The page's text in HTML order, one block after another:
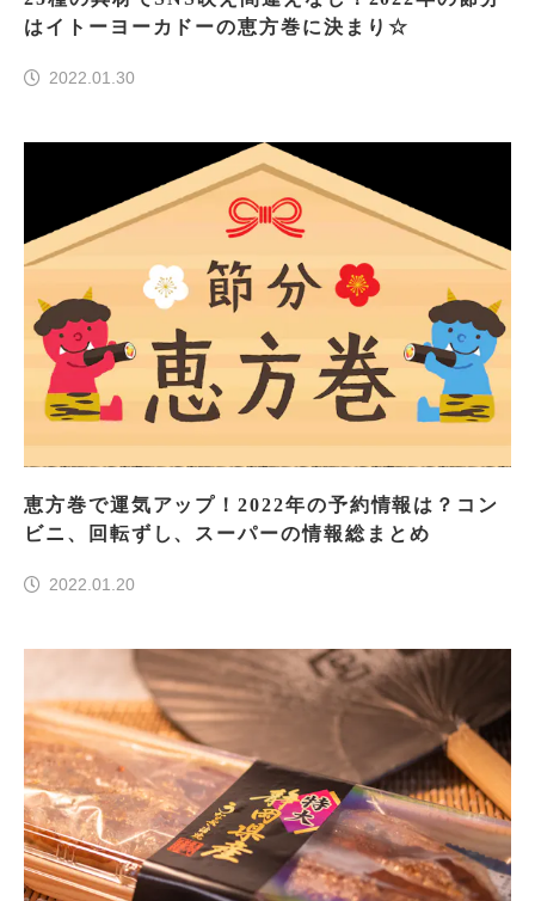
はイトーヨーカドーの恵方巻に決まり☆
2022.01.30
恵方巻で運気アップ！2022年の予約情報は？コン
ビニ、回転ずし、スーパーの情報総まとめ
2022.01.20